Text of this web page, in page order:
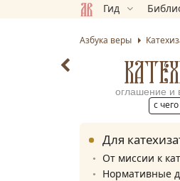
Гид
Азбука веры
оглашение и
с
Для
От миссии к
Нормативные